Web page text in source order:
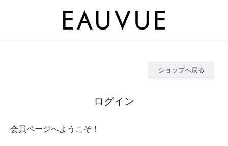
ショップへ戻る
ログイン
会員ページへようこそ！